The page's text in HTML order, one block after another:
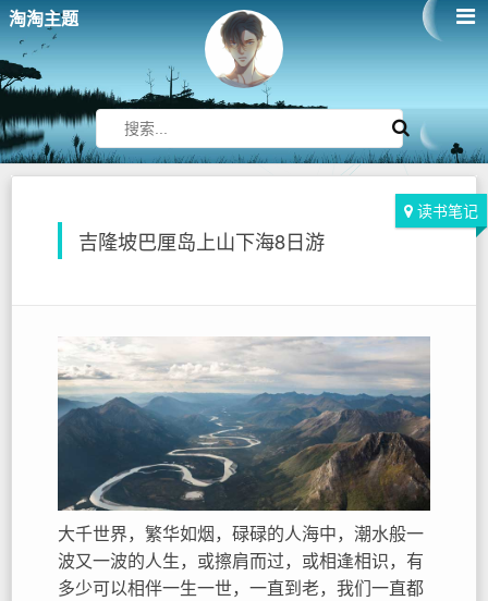
淘淘主题
吉隆坡巴厘岛上山下海8日游
读书笔记
大千世界，繁华如烟，碌碌的人海中，潮水般一
波又一波的人生，或擦肩而过，或相逢相识，有
多少可以相伴一生一世，一直到老，我们一直都